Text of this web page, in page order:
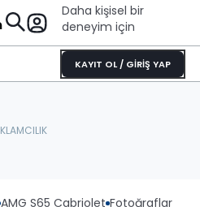
Daha kişisel bir
deneyim için
KAYIT OL / GİRİŞ YAP
AMG S65 Cabriolet Fotoğraflar